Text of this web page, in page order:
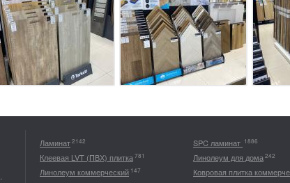
Ламинат2142 SPC ламинат 1886
Клеевая LVT (ПВХ) плитка781 Линолеум для дома242
Линолеум коммерческий 147 Ковровая плитка